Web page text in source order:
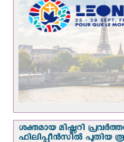
ശക്തമായ മിഷ്ണറി